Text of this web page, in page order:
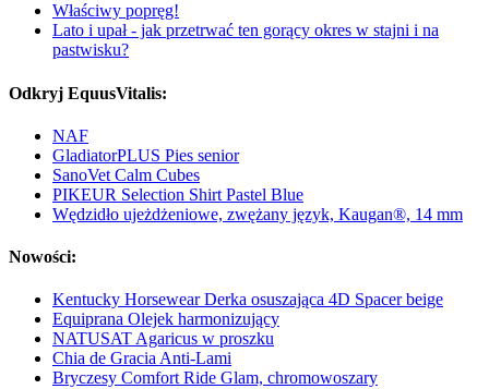
Właściwy popręg!
Lato i upał - jak przetrwać ten gorący okres w stajni i na
pastwisku?
Odkryj EquusVitalis:
NAF
GladiatorPLUS Pies senior
SanoVet Calm Cubes
PIKEUR Selection Shirt Pastel Blue
Wędzidło ujeżdżeniowe, zwężany język, Kaugan®, 14 mm
Nowości:
Kentucky Horsewear Derka osuszająca 4D Spacer beige
Equiprana Olejek harmonizujący
NATUSAT Agaricus w proszku
Chia de Gracia Anti-Lami
Bryczesy Comfort Ride Glam, chromowoszary